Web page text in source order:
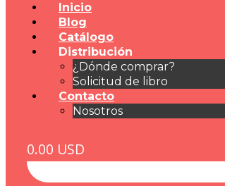
Inicio
Blog
Catálogo
Distribución
¿Dónde comprar?
Solicitud de libro
Contacto
Nosotros
0.00 USD